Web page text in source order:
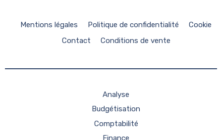
Mentions légales Politique de confidentialité
Cookie
Contact
Conditions de vente
Analyse
Budgétisation
Comptabilité
Finance